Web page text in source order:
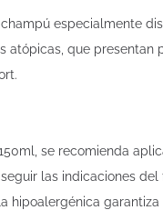
especialmente
que
se recomienda
las indicaciones
hipoalergénica